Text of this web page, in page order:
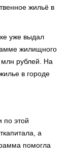
жильё в
уже выдал
жилищного
млн рублей. На
в городе
по этой
а
помогла